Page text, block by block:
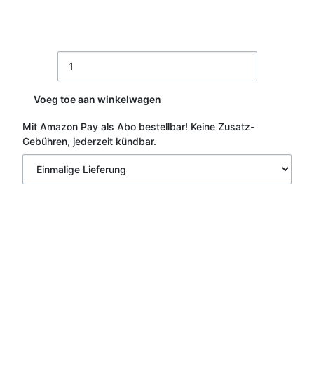
Voeg toe aan winkelwagen
Mit Amazon Pay als Abo bestellbar! Keine Zusatz-
Gebühren, jederzeit kündbar.